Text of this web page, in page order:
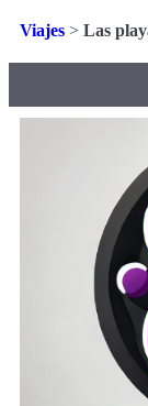
Viajes > Las